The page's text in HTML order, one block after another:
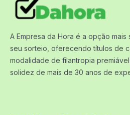
A Empresa da Hora é a opção
seu sorteio, oferecendo títulos de
modalidade de filantropia
solidez de mais de 30 anos de